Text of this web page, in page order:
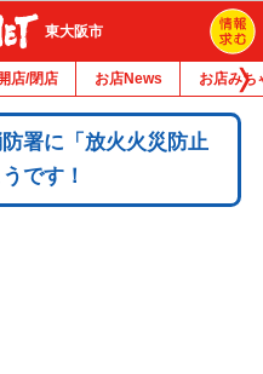
東大阪市
開店/閉店 お店News お店みち
署に「放火火災防止
です！